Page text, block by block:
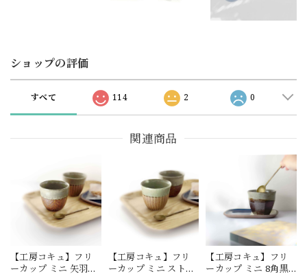
ショップの評価
すべて 114 2 0
関連商品
【工房コキュ】フリ
ーカップ ミニ 矢羽
【工房コキュ】フリ
ーカップ ミニ ストラ
【工房コキュ】フリ
ーカップ ミニ 8角黒